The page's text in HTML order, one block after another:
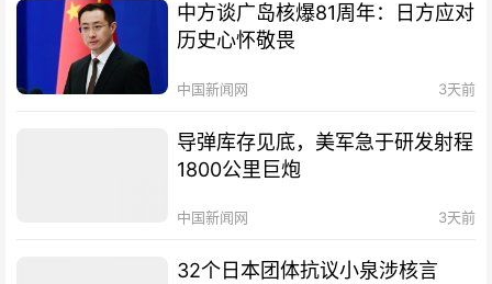
中方谈广岛核爆81周年：日方应对
历史心怀敬畏
中国新闻网 3天前
导弹库存见底，美军急于研发射程
1800公里巨炮
中国新闻网 3天前
32个日本团体抗议小泉涉核言